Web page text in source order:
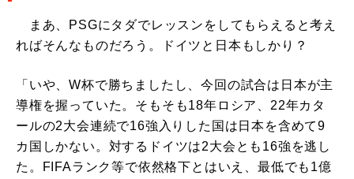
まあ、PSGにタダでレッスンをしてもらえると考え
ればそんなものだろう。ドイツと日本もしかり？
「いや、W杯で勝ちましたし、今回の試合は日本が主
導権を握っていた。そもそも18年ロシア、22年カタ
ールの2大会連続で16強入りした国は日本を含めて9
カ国しかない。対するドイツは2大会とも16強を逃し
た。FIFAランク等で依然格下とはいえ、最低でも1億